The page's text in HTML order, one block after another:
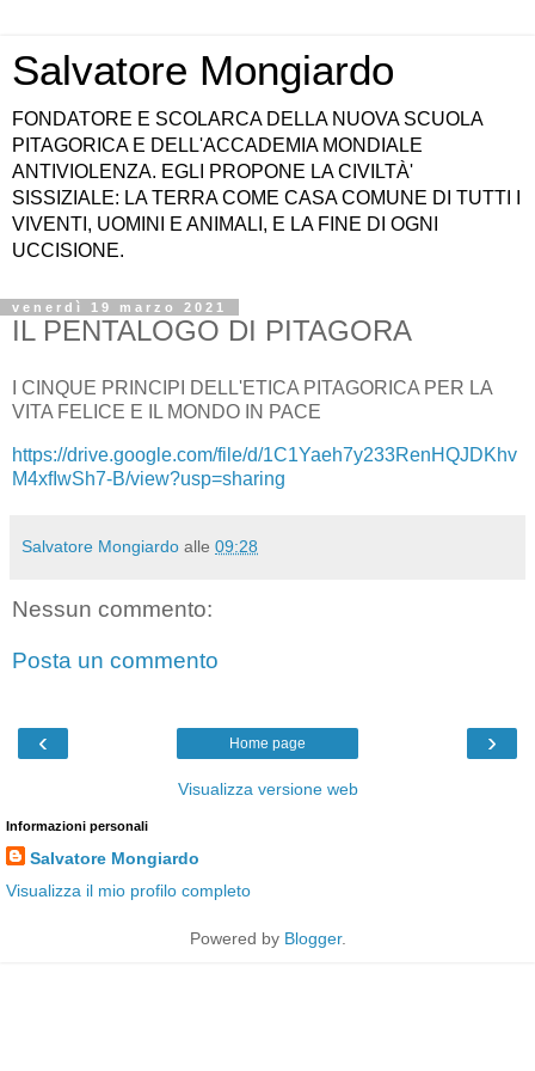
Salvatore Mongiardo
FONDATORE E SCOLARCA DELLA NUOVA SCUOLA
PITAGORICA E DELL'ACCADEMIA MONDIALE
ANTIVIOLENZA. EGLI PROPONE LA CIVILTÀ'
SISSIZIALE: LA TERRA COME CASA COMUNE DI TUTTI I
VIVENTI, UOMINI E ANIMALI, E LA FINE DI OGNI
UCCISIONE.
venerdì 19 marzo 2021
IL PENTALOGO DI PITAGORA
I CINQUE PRINCIPI DELL'ETICA PITAGORICA PER LA
VITA FELICE E IL MONDO IN PACE
https://drive.google.com/file/d/1C1Yaeh7y233RenHQJDKhv
M4xfIwSh7-B/view?usp=sharing
Salvatore Mongiardo alle 09:28
Nessun commento:
Posta un commento
‹ ›
Home page
Visualizza versione web
Informazioni personali
Salvatore Mongiardo
Visualizza il mio profilo completo
Powered by Blogger.